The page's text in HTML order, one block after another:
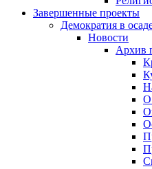
Завершенные проекты
Демократия в
Новости
Архив
О